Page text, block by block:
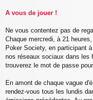
A vous de jouer !
Ne vous contentez pas de
Chaque mercredi, à 21
Poker Society, en participant
nos réseaux sociaux dans les
trouverez le mot de passe
En amont de chaque vague
rendez-vous tous les lundis